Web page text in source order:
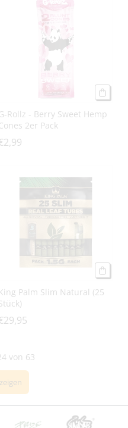
Rollz - Berry Sweet Hemp
2er Pack
King Palm Slim Natural (25
von 63